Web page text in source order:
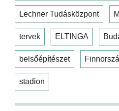
Lechner Tudásközpont
tervek ELTINGA
belsőépítészet
stadion